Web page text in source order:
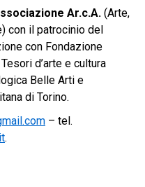
Ar.c.A. (Arte,
con il patrocinio del
con Fondazione
d’arte e cultura
Belle Arti e
di Torino.
– tel.
.